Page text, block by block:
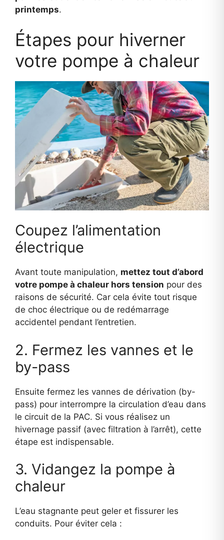
printemps.
Étapes pour hiverner
votre pompe à chaleur
Coupez l’alimentation
électrique
Avant toute manipulation, mettez tout d’abord
votre pompe à chaleur hors tension pour des
raisons de sécurité. Car cela évite tout risque
de choc électrique ou de redémarrage
accidentel pendant l’entretien.
2. Fermez les vannes et le
by-pass
Ensuite fermez les vannes de dérivation (by-
pass) pour interrompre la circulation d’eau dans
le circuit de la PAC. Si vous réalisez un
hivernage passif (avec filtration à l’arrêt), cette
étape est indispensable.
3. Vidangez la pompe à
chaleur
L’eau stagnante peut geler et fissurer les
conduits. Pour éviter cela :